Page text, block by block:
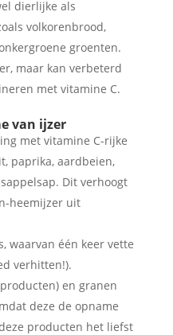
dierlijke als
volkorenbrood,
groenten.
maar kan verbeterd
met vitamine C.
van ijzer
met vitamine C-rijke
paprika, aardbeien,
Dit verhoogt
heemijzer uit
waarvan één keer vette
verhitten!).
en granen
deze de opname
producten het liefst